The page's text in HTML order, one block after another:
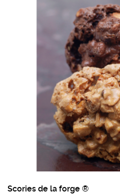
tournesol, extrait naturel de vanille.
Scories de la forge ®